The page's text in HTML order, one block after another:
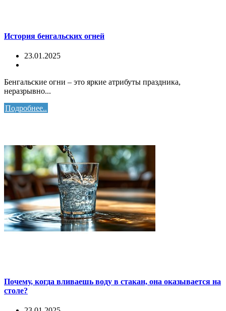
История бенгальских огней
23.01.2025
Бенгальские огни – это яркие атрибуты праздника,
неразрывно...
Подробнее..
Почему, когда вливаешь воду в стакан, она оказывается на
столе?